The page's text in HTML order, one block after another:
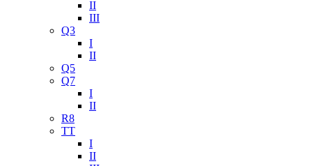
II
III
Q3
I
II
Q5
Q7
I
II
R8
TT
I
II